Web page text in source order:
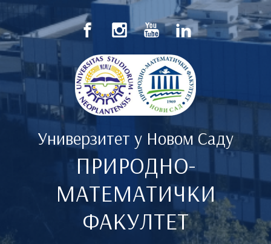
Скип то маин цонтент
Универзитет у Новом Саду
ПРИРОДНО-
МАТЕМАТИЧКИ
ФАКУЛТЕТ